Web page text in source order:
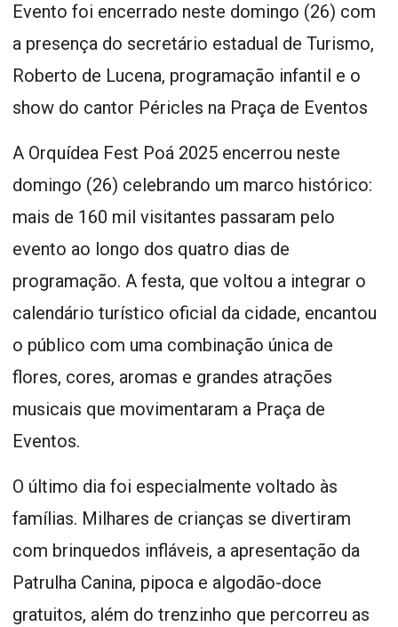
Evento foi encerrado neste domingo (26) com
a presença do secretário estadual de Turismo,
Roberto de Lucena, programação infantil e o
show do cantor Péricles na Praça de Eventos
A Orquídea Fest Poá 2025 encerrou neste
domingo (26) celebrando um marco histórico:
mais de 160 mil visitantes passaram pelo
evento ao longo dos quatro dias de
programação. A festa, que voltou a integrar o
calendário turístico oficial da cidade, encantou
o público com uma combinação única de
flores, cores, aromas e grandes atrações
musicais que movimentaram a Praça de
Eventos.
O último dia foi especialmente voltado às
famílias. Milhares de crianças se divertiram
com brinquedos infláveis, a apresentação da
Patrulha Canina, pipoca e algodão-doce
gratuitos, além do trenzinho que percorreu as